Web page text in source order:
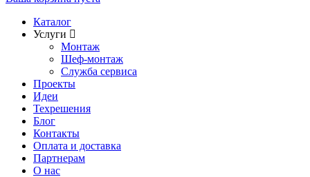
Каталог
Услуги
Монтаж
Шеф-монтаж
Служба сервиса
Проекты
Идеи
Техрешения
Блог
Контакты
Оплата и доставка
Партнерам
О нас